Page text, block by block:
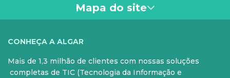
Mapa do site
PARA SUA CASA CELULAR
CONHEÇA A ALGAR
Mais de 1,3 milhão de clientes com nossas soluções
completas de TIC (Tecnologia da Informação e